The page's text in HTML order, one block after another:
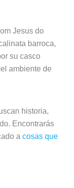
Jesus do
barroca,
su casco
ambiente de
historia,
Encontrarás
a cosas que